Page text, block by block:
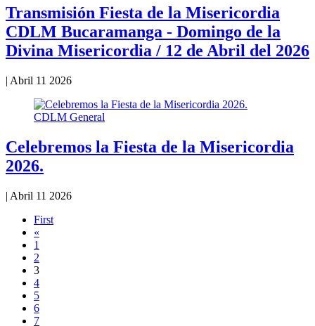
Transmisión Fiesta de la Misericordia
CDLM Bucaramanga - Domingo de la
Divina Misericordia / 12 de Abril del 2026
| Abril 11 2026
CDLM General
Celebremos la Fiesta de la Misericordia
2026.
| Abril 11 2026
First
«
1
2
3
4
5
6
7